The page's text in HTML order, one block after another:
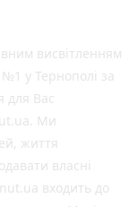
висвітленням
у Тернополі за
для Вас
Ми
життя
власні
входить до